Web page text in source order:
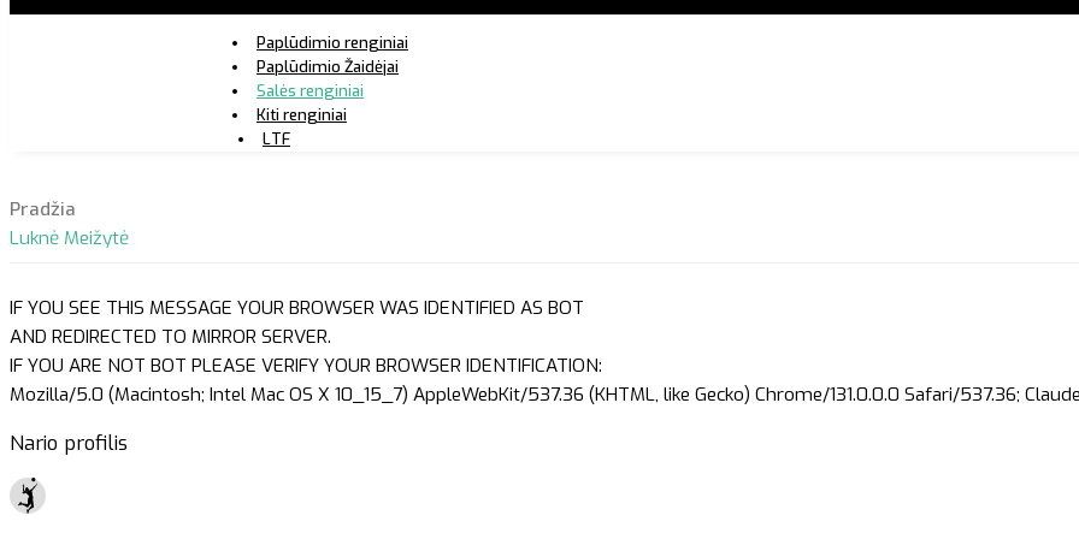
Paplūdimio renginiai
Paplūdimio Žaidėjai
Salės renginiai
Kiti renginiai
LTF
Pradžia
Luknė Meižytė
IF YOU SEE THIS MESSAGE YOUR BROWSER WAS IDENTIFIED AS BOT
AND REDIRECTED TO MIRROR SERVER.
IF YOU ARE NOT BOT PLEASE VERIFY YOUR BROWSER IDENTIFICATION:
Mozilla/5.0 (Macintosh; Intel Mac OS X 10_15_7) AppleWebKit/537.36 (KHTML, like Gecko) Chrome/131.0.0.0 Safari/537.36;
Nario profilis